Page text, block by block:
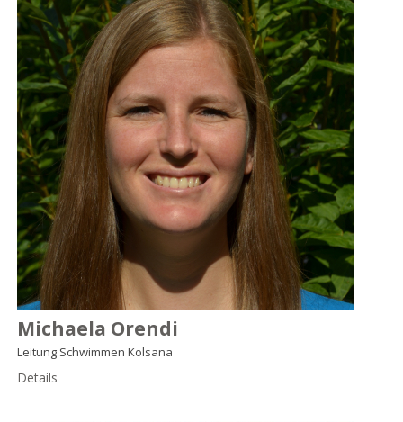
Michaela Orendi
Leitung Schwimmen Kolsana
Details